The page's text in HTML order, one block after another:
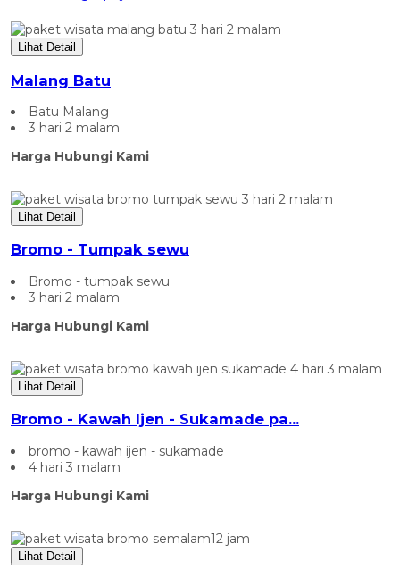
Lihat Detail
Malang Batu
Batu Malang
3 hari 2 malam
Harga Hubungi Kami
Lihat Detail
Bromo - Tumpak sewu
Bromo - tumpak sewu
3 hari 2 malam
Harga Hubungi Kami
Lihat Detail
Bromo - Kawah Ijen - Sukamade pa...
bromo - kawah ijen - sukamade
4 hari 3 malam
Harga Hubungi Kami
Lihat Detail